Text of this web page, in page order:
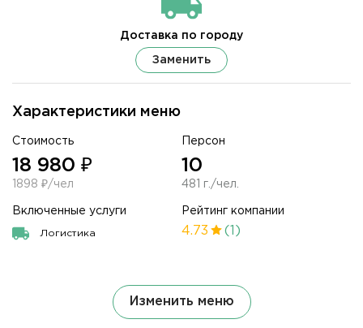
Характеристики меню
Стоимость
18 980 ₽
1898 ₽/чел
Персон
10
481 г./чел.
Включенные услуги
Логистика
Рейтинг компании
4.73 (1)
Изменить меню
Доставка по городу
Заменить